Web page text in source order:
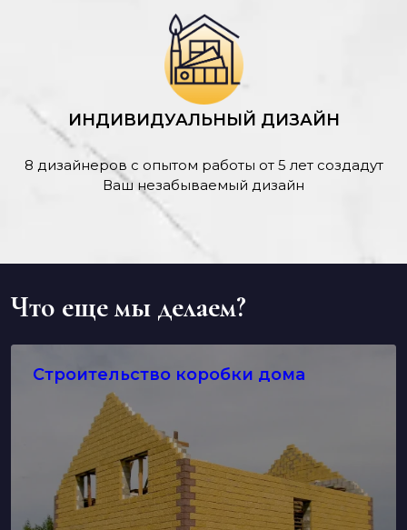
ИНДИВИДУАЛЬНЫЙ ДИЗАЙН
8 дизайнеров с опытом работы от 5 лет создадут
Ваш незабываемый дизайн
Что еще мы делаем?
Строительство коробки дома